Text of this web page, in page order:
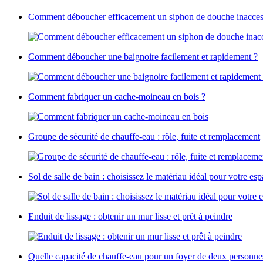
Comment déboucher efficacement un siphon de douche
Comment déboucher une baignoire facilement et rapidement ?
Comment fabriquer un cache-moineau en bois ?
Groupe de sécurité de chauffe-eau : rôle, fuite et remplacement
Sol de salle de bain : choisissez le matériau idéal pour votre
Enduit de lissage : obtenir un mur lisse et prêt à peindre
Quelle capacité de chauffe-eau pour un foyer de deux